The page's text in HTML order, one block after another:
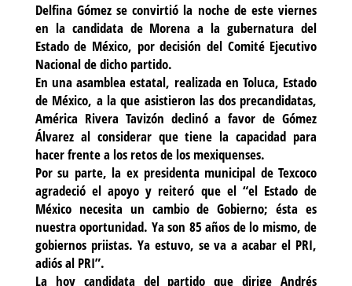
Delfina Gómez se convirtió la noche de este viernes
en la candidata de Morena a la gubernatura del
Estado de México, por decisión del Comité Ejecutivo
Nacional de dicho partido.
En una asamblea estatal, realizada en Toluca, Estado
de México, a la que asistieron las dos precandidatas,
América Rivera Tavizón declinó a favor de Gómez
Álvarez al considerar que tiene la capacidad para
hacer frente a los retos de los mexiquenses.
Por su parte, la ex presidenta municipal de Texcoco
agradeció el apoyo y reiteró que el “el Estado de
México necesita un cambio de Gobierno; ésta es
nuestra oportunidad. Ya son 85 años de lo mismo, de
gobiernos priistas. Ya estuvo, se va a acabar el PRI,
adiós al PRI”.
La hoy candidata del partido que dirige Andrés